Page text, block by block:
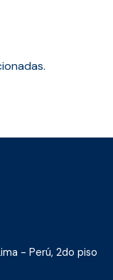
- Perú, 2do piso